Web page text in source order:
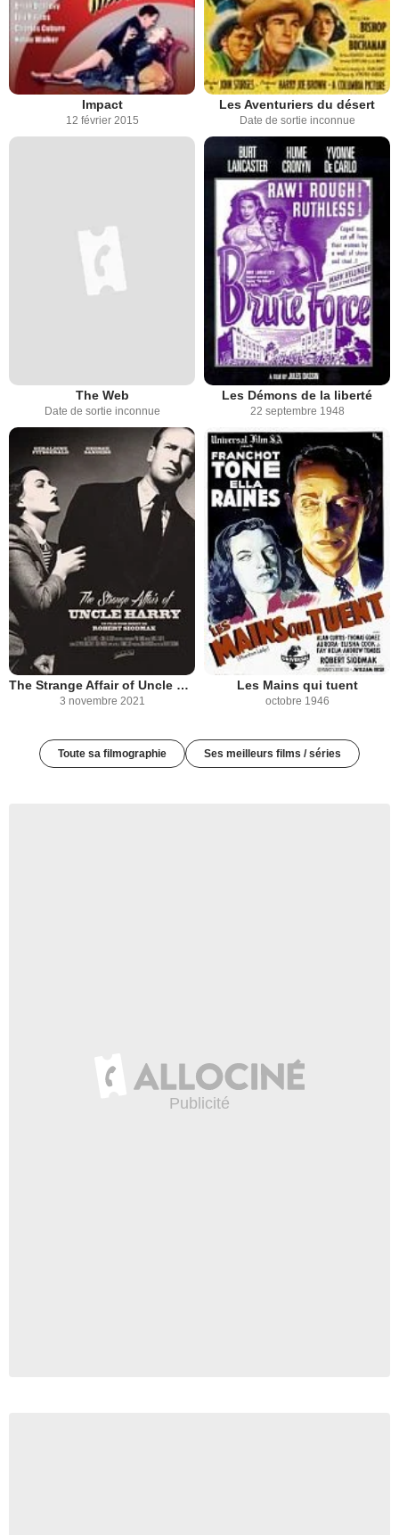
Impact
12 février 2015
Les Aventuriers du désert
Date de sortie inconnue
The Web
Date de sortie inconnue
Les Démons de la liberté
22 septembre 1948
The Strange Affair of Uncle Harry
3 novembre 2021
Les Mains qui tuent
octobre 1946
Toute sa filmographie Ses meilleurs films / séries